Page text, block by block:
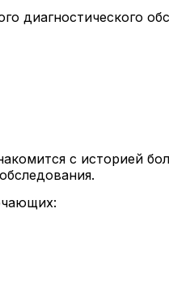
диагностического
с историей